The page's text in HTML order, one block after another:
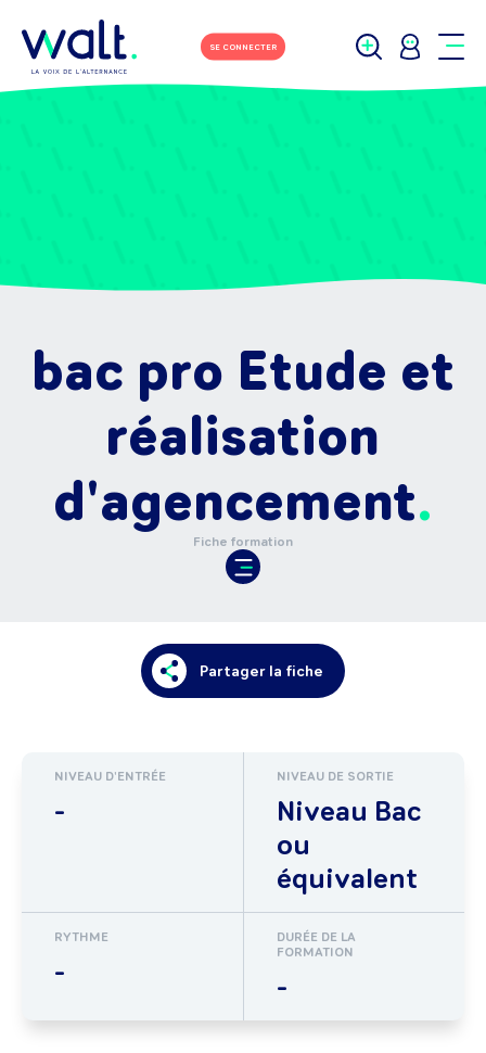
SE CONNECTER
bac pro Etude et
réalisation
d'agencement
Fiche formation
Partager la fiche
NIVEAU D'ENTRÉE
-
NIVEAU DE SORTIE
Niveau Bac
ou
équivalent
RYTHME
-
DURÉE DE LA
FORMATION
-